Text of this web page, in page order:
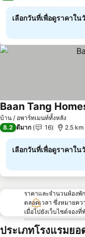
เลือกวันที่เพื่อดูราคาใ
บ้าน / อพาร์ทเมนท์ทั้งหลัง
Baan Tang
8.2 ดีมาก 16 2.5 km
เลือกวันที่เพื่อดูราคาใ
ราคาและจำนวนห้องพั
ตลอดเวลา ซึ่งหมายค
เมื่อไปยังเว็บไซต์จองที่
ประเภทโรงแรมย